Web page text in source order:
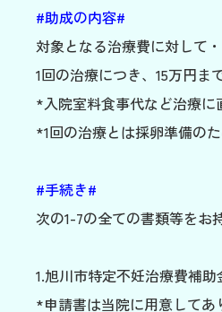
#助成の内容#
対象となる治療費に対して・
1回の治療につき、15万円ま
*入院室料食事代など治療に
*1回の治療とは採卵準備の
#手続き#
次の1-7の全ての書類等をお
1.旭川市特定不妊治療費補助
*申請書は当院に用意してあ